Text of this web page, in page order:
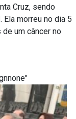
Cruz, sendo
morreu no dia 5
um câncer no